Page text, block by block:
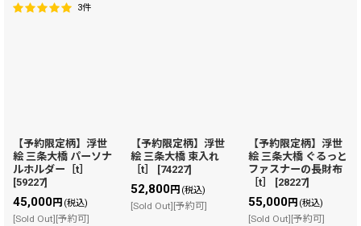
3件
【予約限定柄】浮世
絵 三条大橋 パーソナ
ルホルダー［t］
[59227]
45,000円 (税込)
[Sold Out][予約可]
【予約限定柄】浮世
絵 三条大橋 束入れ
［t］
[74227]
52,800円 (税込)
[Sold Out][予約可]
【予約限定柄】浮世
絵 三条大橋 ぐるっと
ファスナーの長財布
［t］
[28227]
55,000円 (税込)
[Sold Out][予約可]